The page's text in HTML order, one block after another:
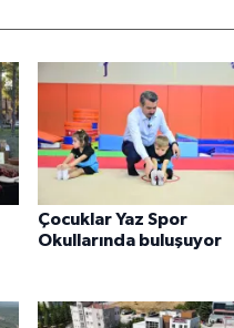
Çocuklar Yaz Spor
Okullarında buluşuyor